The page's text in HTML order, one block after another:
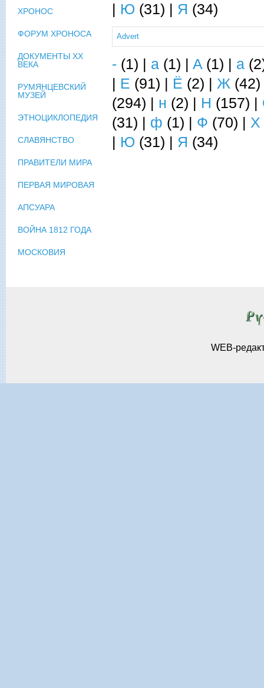
| Ю (31) | Я (34)
Advert
- (1) | a (1) | A (1) | а
| Е (91) | Ё (2) | Ж (42)
(294) | н (2) | Н (157) |
(31) | ф (1) | Ф (70) | Х
| Ю (31) | Я (34)
ХРОНОС
ФОРУМ ХРОНОСА
ДОКУМЕНТЫ XX
ВЕКА
РУМЯНЦЕВСКИЙ
МУЗЕЙ
ЭТНОЦИКЛОПЕДИЯ
СЛАВЯНСТВО
ПРАВИТЕЛИ МИРА
ПЕРВАЯ МИРОВАЯ
АПСУАРА
ВОЙНА 1812 ГОДА
МОСКОВИЯ
WEB-